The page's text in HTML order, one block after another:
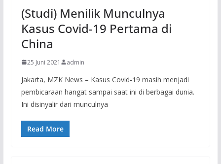
(Studi) Menilik Munculnya
Kasus Covid-19 Pertama di
China
25 Juni 2021 admin
Jakarta, MZK News – Kasus Covid-19 masih menjadi
pembicaraan hangat sampai saat ini di berbagai dunia.
Ini disinyalir dari munculnya
Read More